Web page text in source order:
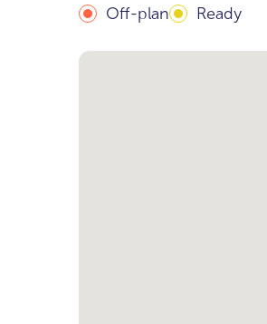
Off-plan Ready